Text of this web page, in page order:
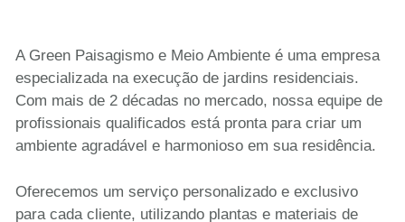
A Green Paisagismo e Meio Ambiente é uma empresa
especializada na execução de jardins residenciais.
Com mais de 2 décadas no mercado, nossa equipe de
profissionais qualificados está pronta para criar um
ambiente agradável e harmonioso em sua residência.
Oferecemos um serviço personalizado e exclusivo
para cada cliente, utilizando plantas e materiais de